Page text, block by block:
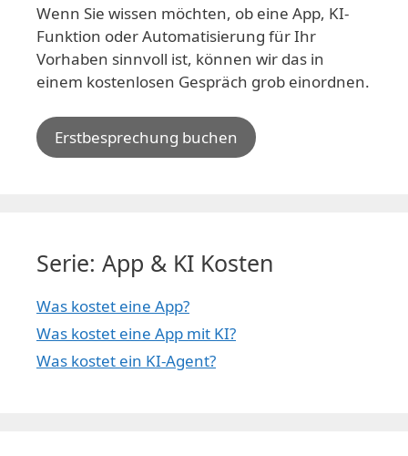
Wenn Sie wissen möchten, ob eine App, KI-
Funktion oder Automatisierung für Ihr
Vorhaben sinnvoll ist, können wir das in
einem kostenlosen Gespräch grob einordnen.
Erstbesprechung buchen
Serie: App & KI Kosten
Was kostet eine App?
Was kostet eine App mit KI?
Was kostet ein KI-Agent?